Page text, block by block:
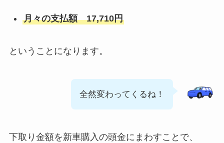
月々の支払額 17,710円
ということになります。
全然変わってくるね！
下取り金額を新車購入の頭金にまわすことで、